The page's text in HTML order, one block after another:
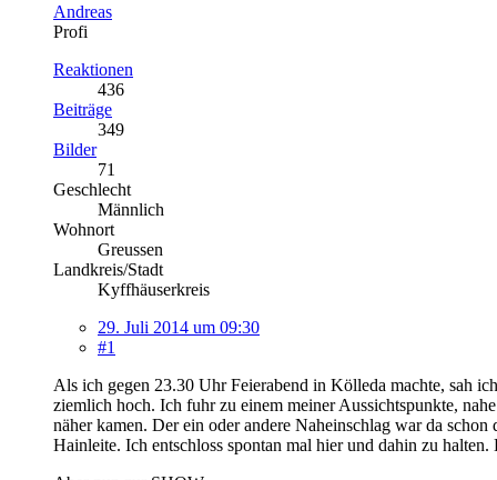
Andreas
Profi
Reaktionen
436
Beiträge
349
Bilder
71
Geschlecht
Männlich
Wohnort
Greussen
Landkreis/Stadt
Kyffhäuserkreis
29. Juli 2014 um 09:30
#1
Als ich gegen 23.30 Uhr Feierabend in Kölleda machte, sah
ziemlich hoch. Ich fuhr zu einem meiner Aussichtspunkte,
näher kamen. Der ein oder andere Naheinschlag war da
Hainleite. Ich entschloss spontan mal hier und dahin zu